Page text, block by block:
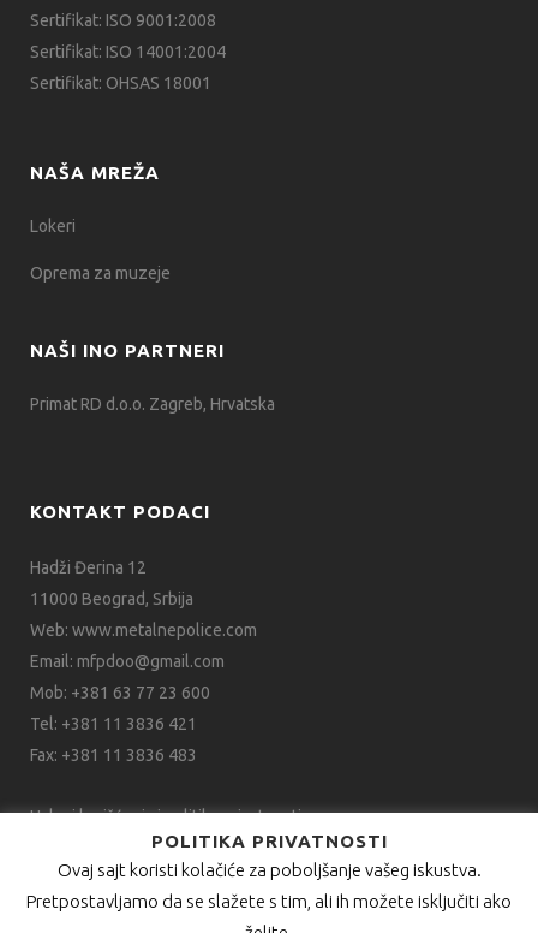
Sertifikat: ISO 9001:2008
Sertifikat: ISO 14001:2004
Sertifikat: OHSAS 18001
NAŠA MREŽA
Lokeri
Oprema za muzeje
NAŠI INO PARTNERI
Primat RD d.o.o. Zagreb, Hrvatska
KONTAKT PODACI
Hadži Đerina 12
11000 Beograd, Srbija
Web: www.metalnepolice.com
Email: mfpdoo@gmail.com
Mob: +381 63 77 23 600
Tel: +381 11 3836 421
Fax: +381 11 3836 483
Uslovi korišćenja i politika privatnosti
POLITIKA PRIVATNOSTI
Ovaj sajt koristi kolačiće za poboljšanje vašeg iskustva.
Pretpostavljamo da se slažete s tim, ali ih možete isključiti ako